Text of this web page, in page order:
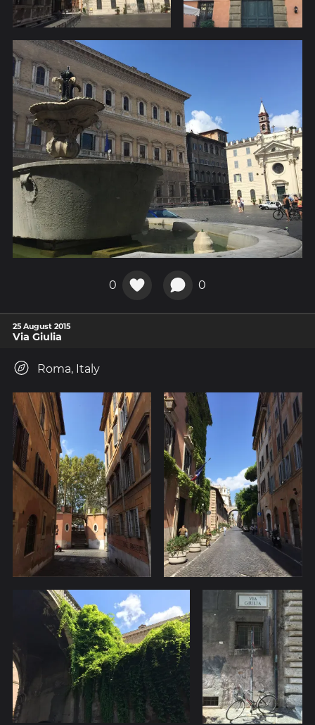
0 0
25 August 2015
Via Giulia
Roma, Italy